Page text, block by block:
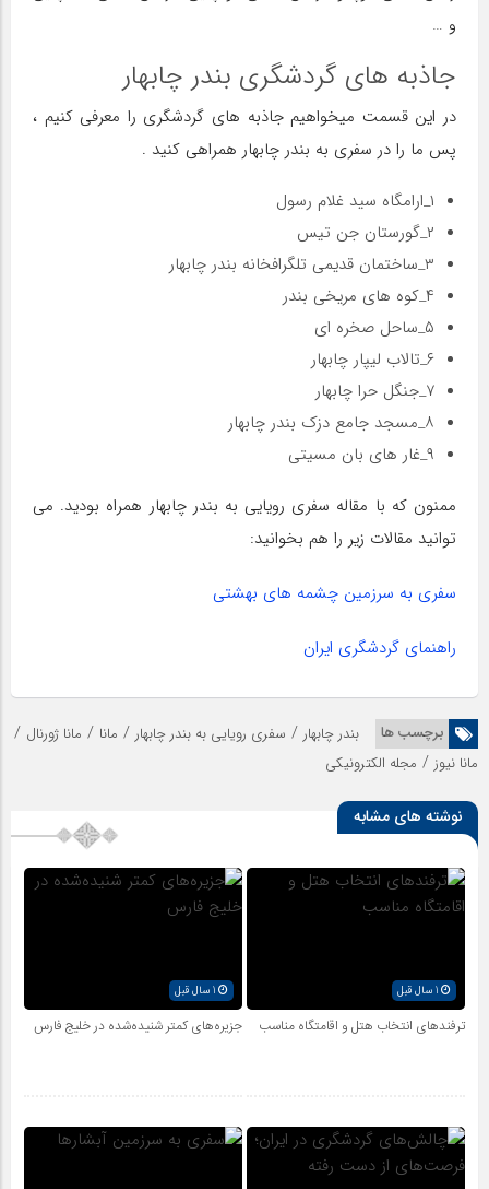
و …
جاذبه های گردشگری بندر چابهار
در این قسمت میخواهیم جاذبه های گردشگری را معرفی کنیم ،
پس ما را در سفری به بندر چابهار همراهی کنید .
۱_ارامگاه سید غلام رسول
۲_گورستان جن تیس
۳_ساختمان قدیمی تلگرافخانه بندر چابهار
۴_کوه های مریخی بندر
۵_ساحل صخره ای
۶_تالاب لیپار چابهار
۷_جنگل حرا چابهار
۸_مسجد جامع دزک بندر چابهار
۹_غار های بان مسیتی
ممنون که با مقاله سفری رویایی به بندر چابهار همراه بودید. می
توانید مقالات زیر را هم بخوانید:
سفری به سرزمین چشمه های بهشتی
راهنمای گردشگری ایران
برچسب ها بندر چابهار / سفری رویایی به بندر چابهار / مانا / مانا ژورنال /
مانا نیوز / مجله الکترونیکی
نوشته های مشابه
1 سال قبل
ترفندهای انتخاب هتل و اقامتگاه مناسب جزیره‌های کمتر شنیده‌شده در خلیج فارس